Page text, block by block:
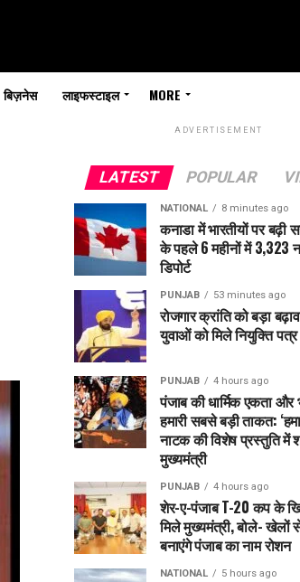
बिज़नेस लाइफस्टाइल MORE
ADVERTISEMENT
LATEST POPULAR
NATIONAL 8 minutes ago
कनाडा में भारतीयों पर बढ़ी
के पहले 6 महीनों में 3,323
डिपोर्ट
PUNJAB 53 minutes ago
रोजगार क्रांति को बड़ा
युवाओं को मिले नियुक्ति पत्र
PUNJAB 4 hours ago
पंजाब की धार्मिक एकता और
हमारी सबसे बड़ी ताकत:
नाटक की विशेष प्रस्तुति में
मुख्यमंत्री
PUNJAB 4 hours ago
शेर-ए-पंजाब T-20 कप के
मिले मुख्यमंत्री, बोले- खेलों
बनाएंगे पंजाब का नाम रोशन
NATIONAL 5 hours ago